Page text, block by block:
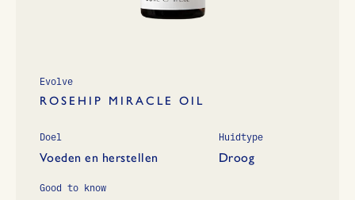
Evolve
ROSEHIP MIRACLE OIL
Doel
Voeden en herstellen
Huidtype
Droog
Good to know